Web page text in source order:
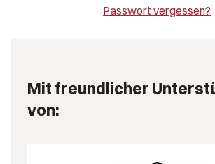
Passwort vergessen?
Mit freundlicher
von: